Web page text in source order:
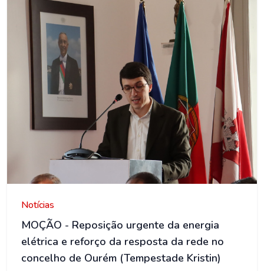
AMO
Notícias
MOÇÃO - Reposição urgente da energia
elétrica e reforço da resposta da rede no
concelho de Ourém (Tempestade Kristin)